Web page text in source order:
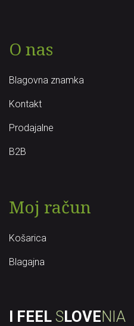
O nas
Blagovna znamka
Kontakt
Prodajalne
B2B
Moj račun
Košarica
Blagajna
I FEEL SLOVENIA